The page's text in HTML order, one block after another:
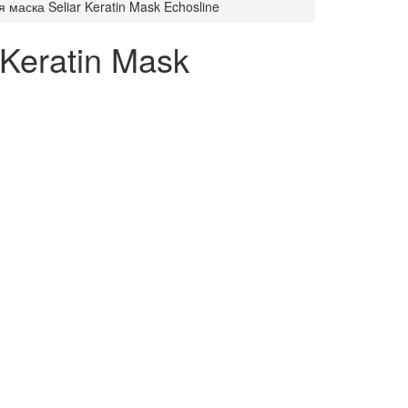
маска Seliar Keratin Mask Echosline
Mask